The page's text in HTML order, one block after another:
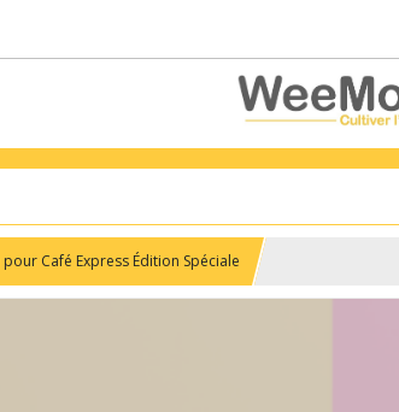
Café Express Édition Spéciale